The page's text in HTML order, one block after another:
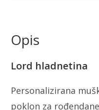
Opis
Lord hladnetina
Personalizirana
poklon za